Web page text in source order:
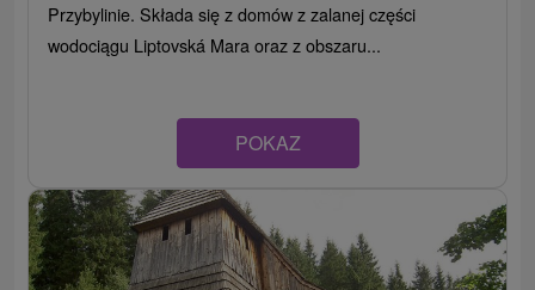
Przybylinie. Składa się z domów z zalanej części
wodociągu Liptovská Mara oraz z obszaru...
POKAZ